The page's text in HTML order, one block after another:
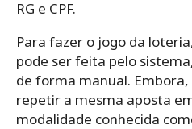
RG e CPF.
Para‌ ‌fazer‌ ‌o‌ ‌jogo da
‌pode‌ ‌ser‌ ‌feita‌ ‌pelo‌
‌de‌ ‌forma‌ ‌manual.‌
‌repetir‌ ‌a‌ ‌mesma‌ ‌aposta‌
‌modalidade‌ ‌conhecida‌